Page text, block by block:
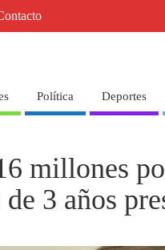
Política Deportes
millones
3 años